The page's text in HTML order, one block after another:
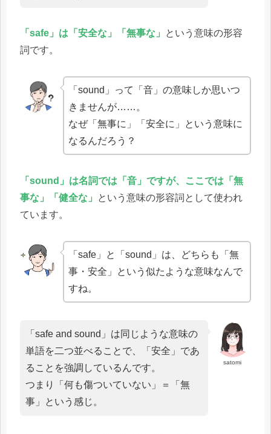
「safe」は「安全な」「無事な」
という意味の形容
詞です。
「sound」って「音」の意味しか思いつ
きませんが……。
なぜ「無事に」「安全に」という意味に
なるんだろう？
「sound」は名詞では「音」ですが、ここでは「無
事な」「健全な」
という意味の形容詞として使われ
ています。
「safe」と「sound」は、どちらも「無
事・安全」という似たような意味なんで
すね。
satomi
「safe and sound」は同じような意味の
単語を二つ並べることで、「安全」であ
ることを強調しているんです。
つまり「何も傷ついていない」＝「無
事」という感じ。